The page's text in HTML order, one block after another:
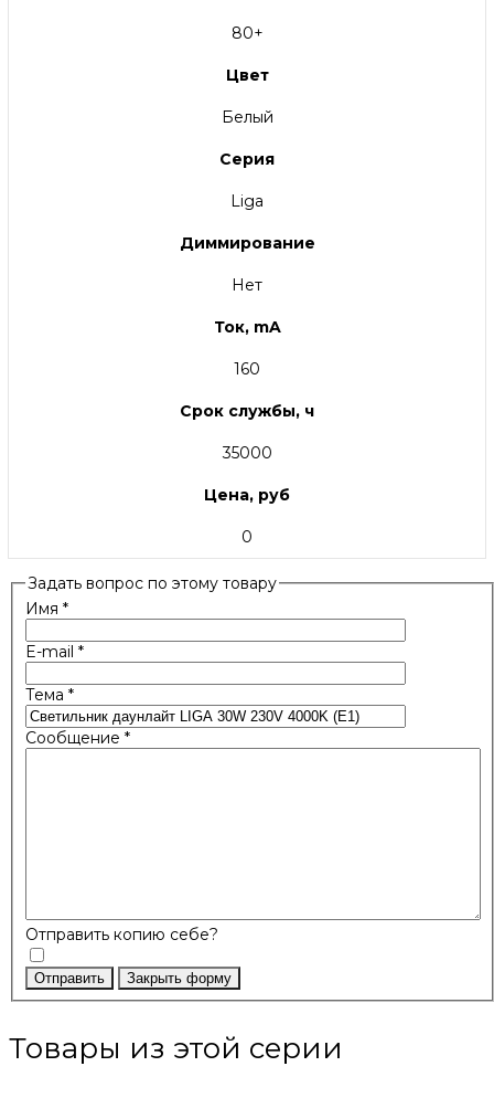
80+
Цвет
Белый
Серия
Liga
Диммирование
Нет
Ток, mA
160
Срок службы, ч
35000
Цена, руб
0
Задать вопрос по этому товару
Имя *
E-mail *
Тема *
Сообщение *
Отправить копию себе?
Отправить Закрыть форму
Товары из этой серии